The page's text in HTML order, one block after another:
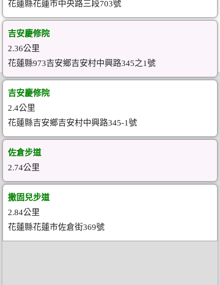
花蓮縣花蓮市中央路三段703號
吉安慶修院
2.36公里
花蓮縣973吉安鄉吉安村中興路345之1號
吉安慶修院
2.4公里
花蓮縣吉安鄉吉安村中興路345-1號
佐倉步道
2.74公里
撒固兒步道
2.84公里
花蓮縣花蓮市佐倉街369號